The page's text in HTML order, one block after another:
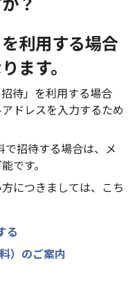
利用する場合
ます。
待」を利用する場合
ドレスを入力するため
で招待する場合は、メ
です。
につきましては、こち
る
）のご案内